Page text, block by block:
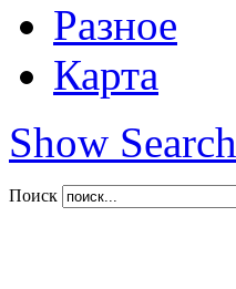
Разное
Карта
Show Search
Поиск